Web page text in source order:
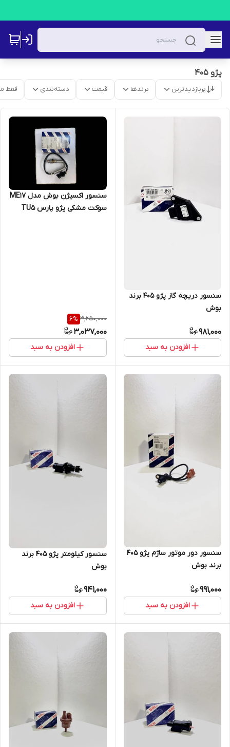
پژو 405
پربازدیدترین برندها قیمت دسته‌بندی فقط
سنسور دریچه گاز پژو 405 برند
بوش
981,000
افزودن به سبد
سنسور اکسیژن بوش مدل ME17
سوکت مشکی پژو پارس TU5
3,250,000
6%
3,037,000
افزودن به سبد
سنسور دور موتور ساژم پژو 405
برند بوش
991,000
افزودن به سبد
سنسور کیلومتر پژو 405 برند
بوش
941,000
افزودن به سبد